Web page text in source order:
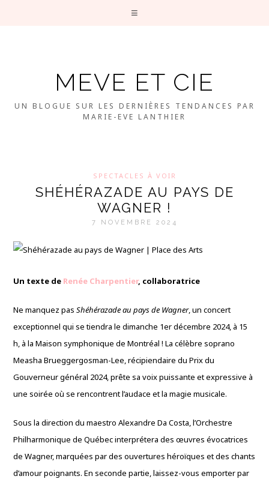
MEVE ET CIE
UN BLOGUE SUR LES DERNIÈRES TENDANCES PAR
MARIE-EVE LANTHIER
SPECTACLES À VOIR
SHÉHÉRAZADE AU PAYS DE
WAGNER !
7 NOVEMBRE 2024
Un texte de Renée Charpentier, collaboratrice
Ne manquez pasShéhérazade au pays de Wagner, un concert
exceptionnel qui se tiendra le dimanche 1er décembre 2024, à 15
h, à la Maison symphonique de Montréal ! La célèbre soprano
Measha Brueggergosman-Lee, récipiendaire du Prix du
Gouverneur général 2024, prête sa voix puissante et expressive à
une soirée où se rencontrent l’audace et la magie musicale.
Sous la direction du maestro Alexandre Da Costa, l’Orchestre
Philharmonique de Québec interprétera des œuvres évocatrices
de Wagner, marquées par des ouvertures héroïques et des chants
d’amour poignants. En seconde partie, laissez-vous emporter par